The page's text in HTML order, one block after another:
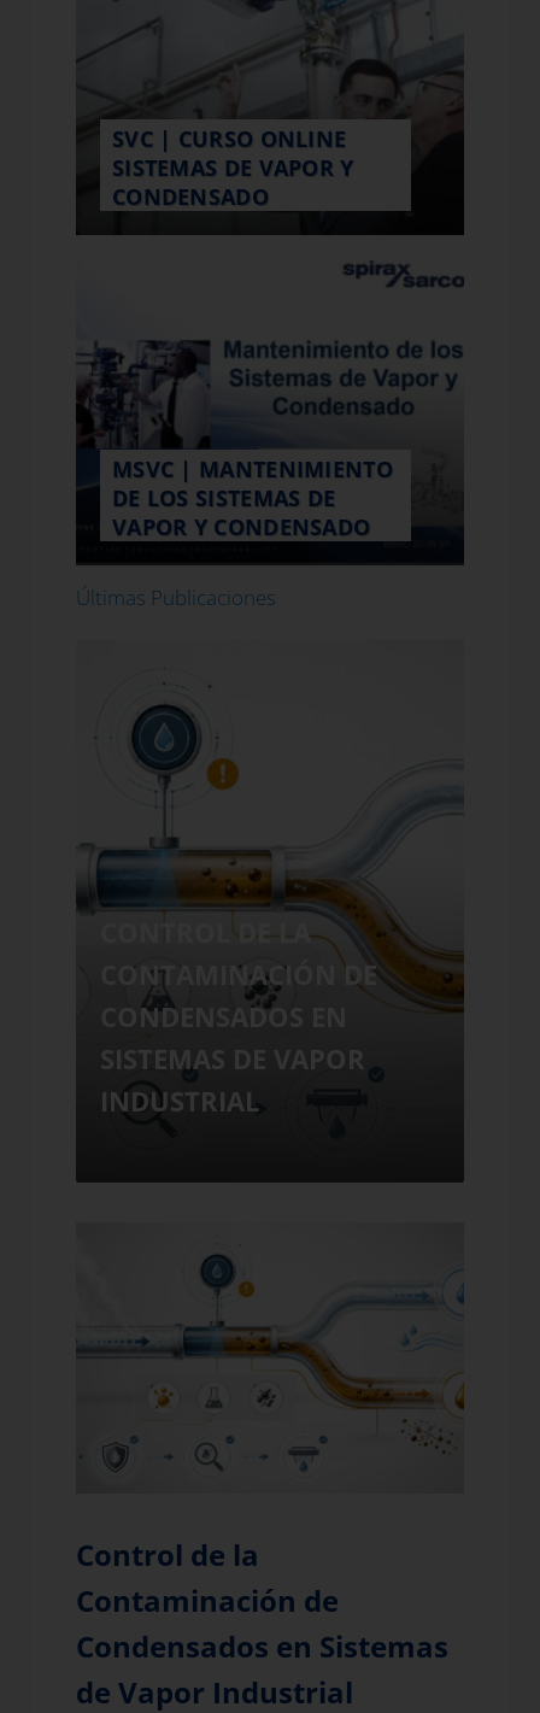
SVC | CURSO ONLINE
SISTEMAS DE VAPOR Y
CONDENSADO
MSVC | MANTENIMIENTO
DE LOS SISTEMAS DE
VAPOR Y CONDENSADO
Últimas Publicaciones
CONTROL DE LA
CONTAMINACIÓN DE
CONDENSADOS EN
SISTEMAS DE VAPOR
INDUSTRIAL
Control de la
Contaminación de
Condensados en Sistemas
de Vapor Industrial